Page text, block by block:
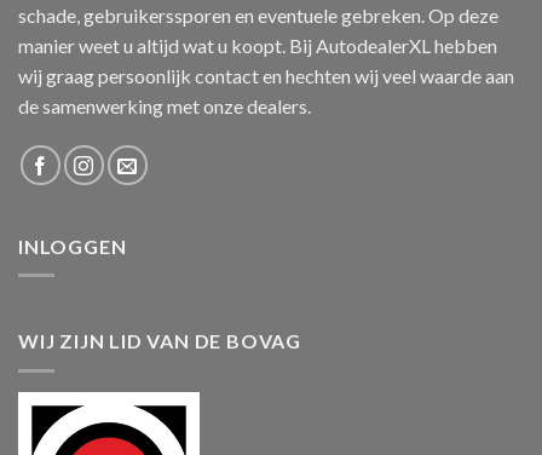
schade, gebruikerssporen en eventuele gebreken. Op deze
manier weet u altijd wat u koopt. Bij AutodealerXL hebben
wij graag persoonlijk contact en hechten wij veel waarde aan
de samenwerking met onze dealers.
INLOGGEN
WIJ ZIJN LID VAN DE BOVAG